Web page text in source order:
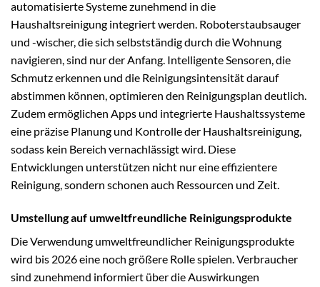
automatisierte Systeme zunehmend in die
Haushaltsreinigung integriert werden. Roboterstaubsauger
und -wischer, die sich selbstständig durch die Wohnung
navigieren, sind nur der Anfang. Intelligente Sensoren, die
Schmutz erkennen und die Reinigungsintensität darauf
abstimmen können, optimieren den Reinigungsplan deutlich.
Zudem ermöglichen Apps und integrierte Haushaltssysteme
eine präzise Planung und Kontrolle der Haushaltsreinigung,
sodass kein Bereich vernachlässigt wird. Diese
Entwicklungen unterstützen nicht nur eine effizientere
Reinigung, sondern schonen auch Ressourcen und Zeit.
Umstellung auf umweltfreundliche Reinigungsprodukte
Die Verwendung umweltfreundlicher Reinigungsprodukte
wird bis 2026 eine noch größere Rolle spielen. Verbraucher
sind zunehmend informiert über die Auswirkungen